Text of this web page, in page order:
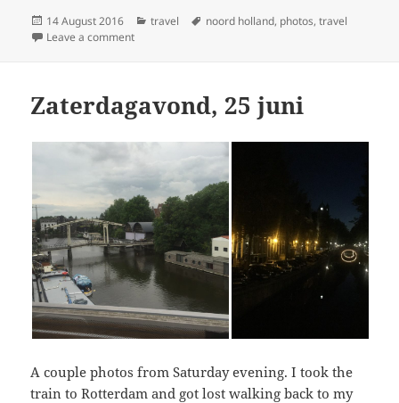
Posted
on
14 August 2016 Categories
travel Tags
noord holland, photos,travel
Leave a commenton Amsterdam naar Hippolytushoef, 26 juni
Zaterdagavond, 25 juni
A couple photos from Saturday evening. I took the
train to Rotterdam and got lost walking back to my